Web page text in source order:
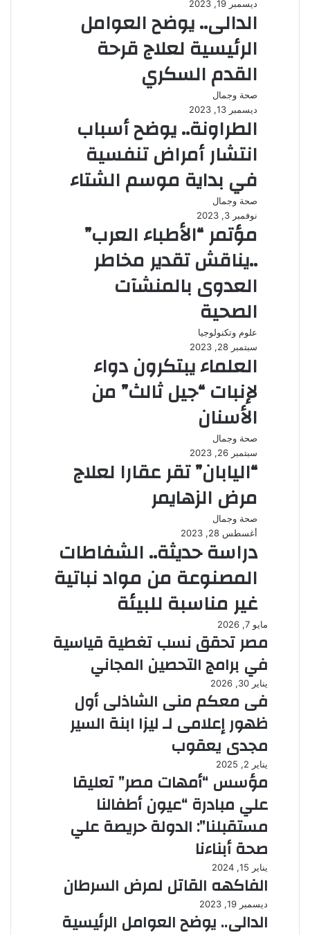
ديسمبر 19, 2023
الدالى.. يوضح العوامل
الرئيسية لعلاج قرحة
القدم السكري
صحة وجمال
ديسمبر 13, 2023
الطراونة.. يوضح أسباب
انتشار أمراض تنفسية
في بداية موسم الشتاء
صحة وجمال
نوفمبر 3, 2023
مؤتمر “الأطباء العرب”
..يناقش تقدير مخاطر
العدوى بالمنشآت
الصحية
علوم وتكنولوجيا
سبتمبر 28, 2023
العلماء يبتكرون دواء
لإنبات “جيل ثالث” من
الأسنان
صحة وجمال
سبتمبر 26, 2023
“اليابان” تقر عقارا لعلاج
مرض الزهايمر
صحة وجمال
أغسطس 28, 2023
دراسة حديثة.. الشفاطات
المصنوعة من مواد نباتية
غير مناسبة للبيئة
مايو 7, 2026
مصر تحقق نسب تغطية قياسية
في برامج التحصين المجاني
يناير 30, 2026
فى معكم منى الشاذلى أول
ظهور إعلامى لـ ليزا ابنة السير
مجدى يعقوب
يناير 2, 2025
مؤسس “أمهات مصر” تعليقا
علي مبادرة “عيون أطفالنا
مستقبلنا”: الدولة حريصة علي
صحة أبناءنا
يناير 15, 2024
الفاكهه القاتل لمرض السرطان
ديسمبر 19, 2023
الدالى.. يوضح العوامل الرئيسية